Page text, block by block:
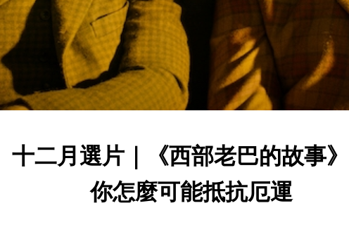
十二月選片｜《西部老巴的故事
你怎麼可能抵抗厄運